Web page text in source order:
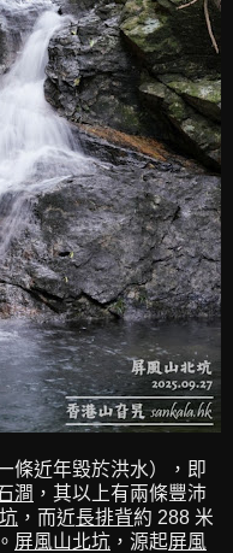
條近年毀於洪水），即
澗 ，其以上有兩條豐沛
，而近長排背約 288 米
。 屏風山北坑 ，源起屏風